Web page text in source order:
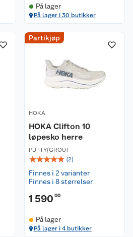
På lager
På lager i 30 butikker
Partikjøp
HOKA
HOKA Clifton 10
løpesko herre
PUTTY/GROUT
☆☆☆☆☆ (2)
Finnes i 2 varianter
Finnes i 8 størrelser
1 590 00
På lager
På lager i 4 butikker